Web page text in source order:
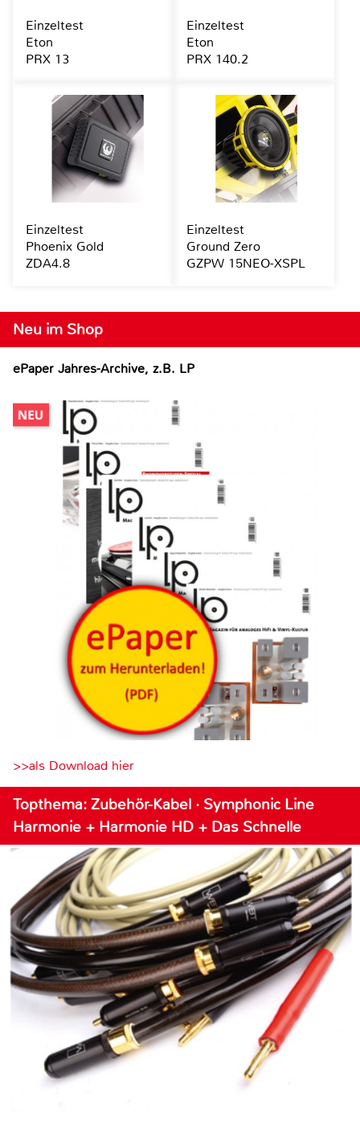
Neu im Shop
ePaper Jahres-Archive, z.B. LP
>>als Download hier
Topthema: Zubehör-Kabel · Symphonic Line
Harmonie + Harmonie HD + Das Schnelle
Einzeltest
Eton
PRX 13
Einzeltest
Eton
PRX 140.2
Einzeltest
Phoenix Gold
ZDA4.8
Einzeltest
Ground Zero
GZPW 15NEO-XSPL